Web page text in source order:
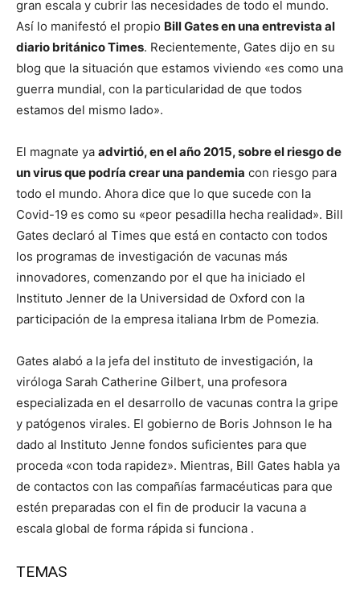
gran escala y cubrir las necesidades de todo el mundo.
Así lo manifestó el propio Bill Gates en una entrevista al
diario británico Times. Recientemente, Gates dijo en su
blog que la situación que estamos viviendo «es como una
guerra mundial, con la particularidad de que todos
estamos del mismo lado».
El magnate ya advirtió, en el año 2015, sobre el riesgo de
un virus que podría crear una pandemia con riesgo para
todo el mundo. Ahora dice que lo que sucede con la
Covid-19 es como su «peor pesadilla hecha realidad». Bill
Gates declaró al Times que está en contacto con todos
los programas de investigación de vacunas más
innovadores, comenzando por el que ha iniciado el
Instituto Jenner de la Universidad de Oxford con la
participación de la empresa italiana Irbm de Pomezia.
Gates alabó a la jefa del instituto de investigación, la
viróloga Sarah Catherine Gilbert, una profesora
especializada en el desarrollo de vacunas contra la gripe
y patógenos virales. El gobierno de Boris Johnson le ha
dado al Instituto Jenne fondos suficientes para que
proceda «con toda rapidez». Mientras, Bill Gates habla ya
de contactos con las compañías farmacéuticas para que
estén preparadas con el fin de producir la vacuna a
escala global de forma rápida si funciona .
TEMAS